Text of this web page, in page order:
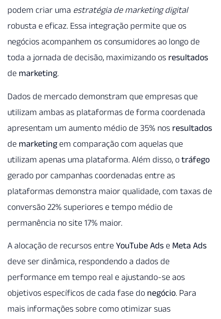
podem criar uma estratégia de marketing digital
robusta e eficaz. Essa integração permite que os
negócios acompanhem os consumidores ao longo de
toda a jornada de decisão, maximizando os resultados
de marketing.
Dados de mercado demonstram que empresas que
utilizam ambas as plataformas de forma coordenada
apresentam um aumento médio de 35% nos resultados
de marketingem comparação com aquelas que
utilizam apenas uma plataforma. Além disso, o tráfego
gerado por campanhas coordenadas entre as
plataformas demonstra maior qualidade, com taxas de
conversão 22% superiores e tempo médio de
permanência no site 17% maior.
A alocação de recursos entre YouTube Ads e Meta Ads
deve ser dinâmica, respondendo a dados de
performance em tempo real e ajustando-se aos
objetivos específicos de cada fase do negócio. Para
mais informações sobre como otimizar suas